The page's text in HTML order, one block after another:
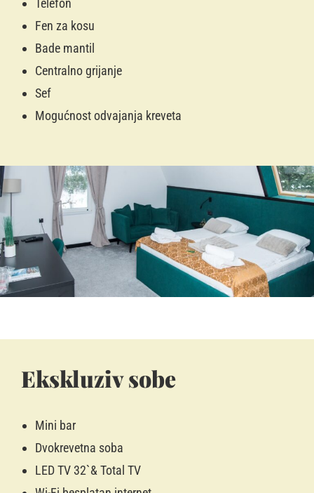
Telefon
Fen za kosu
Bade mantil
Centralno grijanje
Sef
Mogućnost odvajanja kreveta
Ekskluziv sobe
Mini bar
Dvokrevetna soba
LED TV 32`& Total TV